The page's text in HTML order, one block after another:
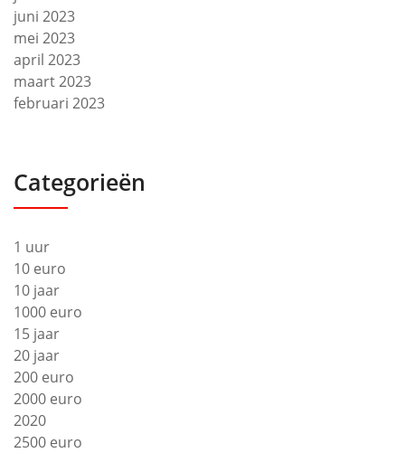
juni 2023
mei 2023
april 2023
maart 2023
februari 2023
Categorieën
1 uur
10 euro
10 jaar
1000 euro
15 jaar
20 jaar
200 euro
2000 euro
2020
2500 euro